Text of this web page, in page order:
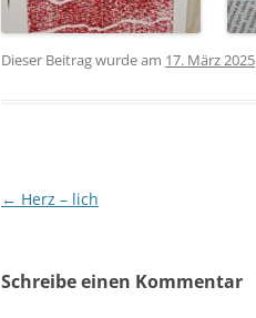
Dieser Beitrag wurde am 17. März 2025
Beitragsnavigation
← Herz – lich
Schreibe einen Kommentar